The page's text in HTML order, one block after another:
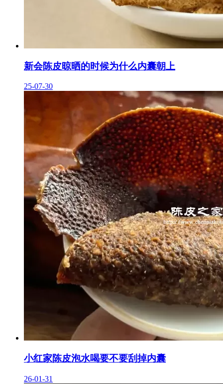
新会陈皮晾晒的时候为什么内囊朝上
25-07-30
小红家陈皮泡水喝要不要刮掉内囊
26-01-31